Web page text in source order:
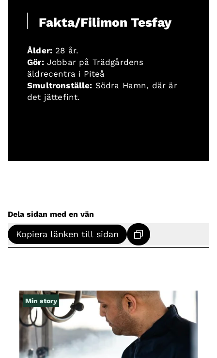
Fakta/Filimon Tesfay
Ålder: 28 år.
Gör:Jobbar på Trädgårdens
äldrecentra i Piteå
Smultronställe: Södra Hamn, där är
det jättefint.
Dela sidan med en vän
Kopiera länken till sidan
Min story